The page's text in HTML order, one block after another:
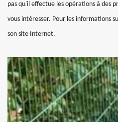
pas qu'il effectue les opérations à des
vous intéresser. Pour les informations
son site Internet.